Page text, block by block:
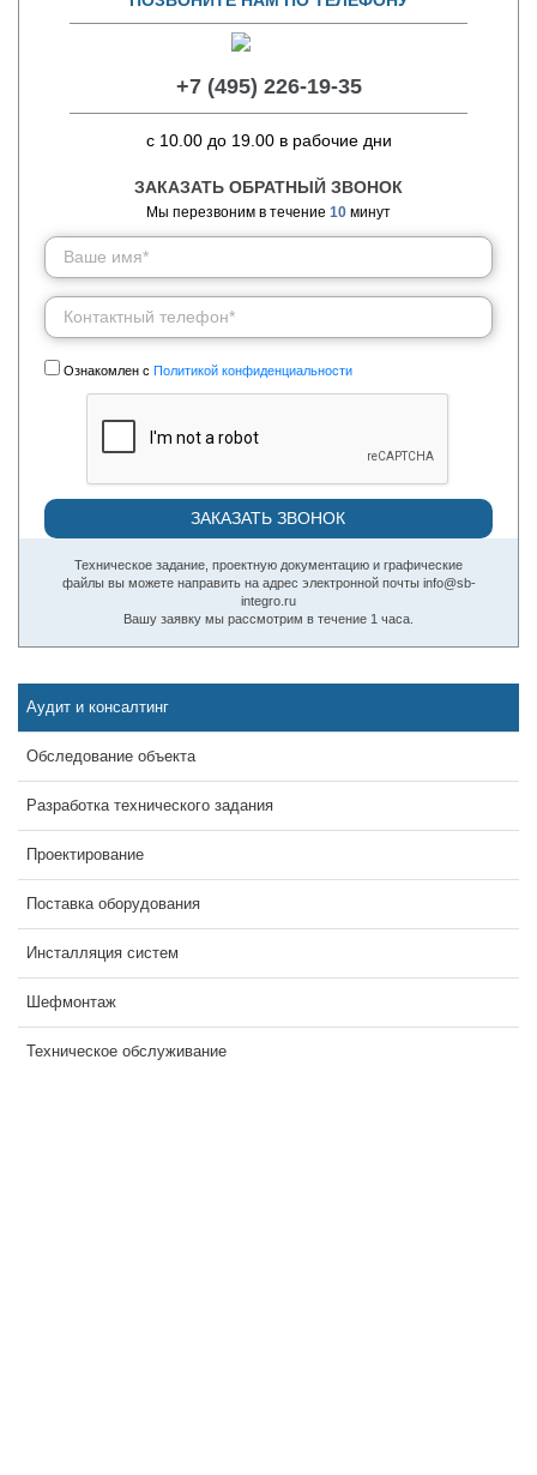
Аудит и консалтинг
Обследование объекта
Разработка технического задания
Проектирование
Поставка оборудования
Инсталляция систем
Шефмонтаж
Техническое обслуживание
+7 (495) 226-19-35
с 10.00 до 19.00 в рабочие дни
ЗАКАЗАТЬ ОБРАТНЫЙ ЗВОНОК
Мы перезвоним в течение 10 минут
Ознакомлен с Политикой конфиденциальности
Техническое задание, проектную документацию и графические
файлы вы можете направить на адрес электронной почты info@sb-
integro.ru
Вашу заявку мы рассмотрим в течение 1 часа.